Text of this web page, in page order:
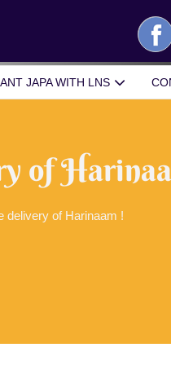
JAPA WITH LNS
of
delivery of Harinaam !